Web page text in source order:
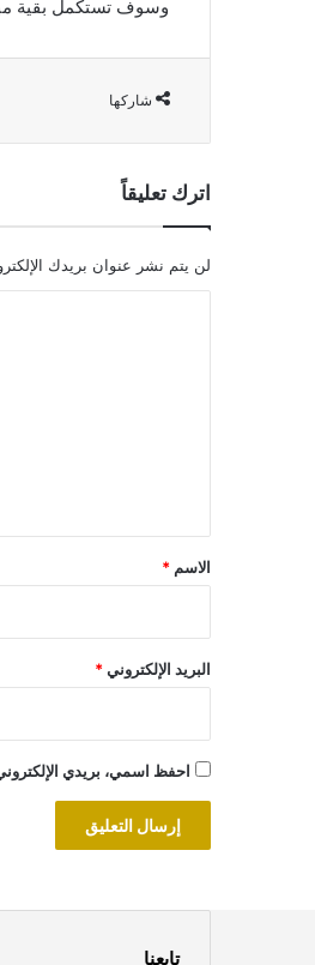
وسوف تستكمل بقية مباريات
شاركها
اترك تعليقاً
لن يتم نشر عنوان بريدك
*
الاسم *
البريد الإلكتروني*
احفظ اسمي، بريدي
تابعنا